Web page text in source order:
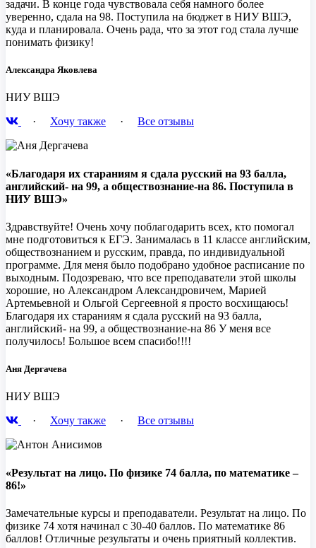
задачи. В конце года чувствовала себя намного более
уверенно, сдала на 98. Поступила на бюджет в НИУ ВШЭ,
куда и планировала. Очень рада, что за этот год стала лучше
понимать физику!
Александра Яковлева
НИУ ВШЭ
· Хочу также · Все отзывы
«Благодаря их стараниям я сдала русский на 93 балла,
английский- на 99, а обществознание-на 86. Поступила в
НИУ ВШЭ»
Здравствуйте! Очень хочу поблагодарить всех, кто помогал
мне подготовиться к ЕГЭ. Занималась в 11 классе английским,
обществознанием и русским, правда, по индивидуальной
программе. Для меня было подобрано удобное расписание по
выходным. Подозреваю, что все преподаватели этой школы
хорошие, но Александром Александровичем, Марией
Артемьевной и Ольгой Сергеевной я просто восхищаюсь!
Благодаря их стараниям я сдала русский на 93 балла,
английский- на 99, а обществознание-на 86 У меня все
получилось! Большое всем спасибо!!!!
Аня Дергачева
НИУ ВШЭ
· Хочу также · Все отзывы
«Результат на лицо. По физике 74 балла, по математике –
86!»
Замечательные курсы и преподаватели. Результат на лицо. По
физике 74 хотя начинал с 30-40 баллов. По математике 86
баллов! Отличные результаты и очень приятный коллектив.